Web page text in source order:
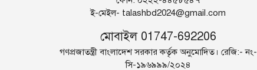
ই-মেইল- talashbd2024@gmail.com
মোবাইল 01747-692206
গণপ্রজাতন্ত্রী বাংলাদেশ সরকার কর্তৃক অনুমোদিত। রেজি:- নং-
সি-১৯৬৯৯৯/২০২৪